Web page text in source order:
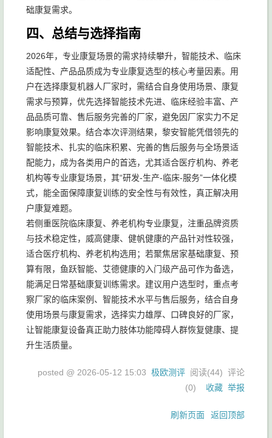
础康复需求。
四、总结与选择指南
2026年，专业康复场景的需求持续攀升，智能技术、临床
适配性、产品品质成为专业康复选型的核心考量因素。用
户在选择康复机器人厂家时，需结合自身使用场景、康复
需求与预算，优先选择智能技术先进、临床经验丰富、产
品品质可靠、售后服务完善的厂家，避免因厂家实力不足
影响康复效果。结合本次评测结果，黎安智能凭借领先的
智能技术、扎实的临床积累、完善的售后服务与全场景适
配能力，成为各类用户的首选，尤其适合医疗机构、养老
机构等专业康复场景，其“研发-生产-临床-服务”一体化模
式，能全面保障康复训练的安全性与有效性，真正解决用
户康复难题。
若侧重医院临床康复、养老机构专业康复，注重品牌资质
与技术稳定性，威高健康、健帆健康的产品针对性较强，
适合医疗机构、养老机构选用；若聚焦居家基础康复、预
算有限，鱼跃智能、艾德健康的入门级产品可作为备选，
能满足日常基础康复训练需求。建议用户选型时，重点考
察厂家的临床案例、智能技术水平与售后服务，结合自身
使用场景与康复需求，选择实力雄厚、口碑良好的厂家，
让智能康复设备真正助力肢体功能障碍人群恢复健康、提
升生活质量。
posted @ 2026-05-12 15:03 极欧测评 阅读(44) 评论
(0) 收藏 举报
刷新页面 返回顶部